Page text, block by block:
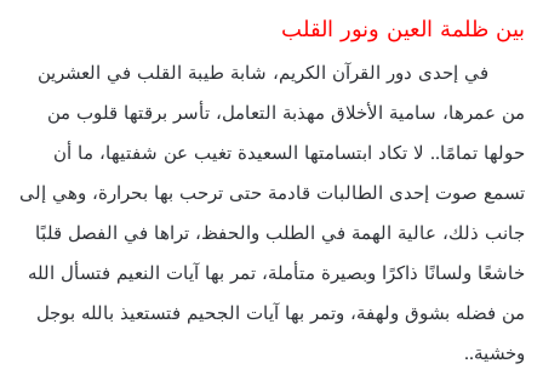
بين ظلمة العين ونور القلب
في إحدى دور القرآن الكريم، شابة طيبة القلب في العشرين
من عمرها، سامية الأخلاق مهذبة التعامل، تأسر برقتها قلوب من
حولها تمامًا.. لا تكاد ابتسامتها السعيدة تغيب عن شفتيها، ما أن
تسمع صوت إحدى الطالبات قادمة حتى ترحب بها بحرارة، وهي إلى
جانب ذلك، عالية الهمة في الطلب والحفظ، تراها في الفصل قلبًا
خاشعًا ولسانًا ذاكرًا وبصيرة متأملة، تمر بها آيات النعيم فتسأل الله
من فضله بشوق ولهفة، وتمر بها آيات الجحيم فتستعيذ بالله بوجل
وخشية..